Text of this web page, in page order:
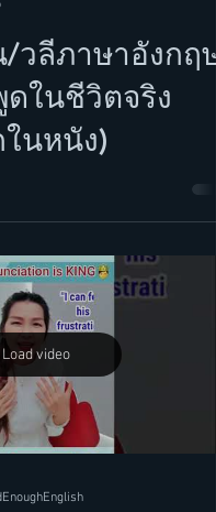
ลีภาษาอังกฤษ
นหนัง)
Load video